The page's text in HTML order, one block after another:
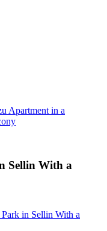
Apartment in a
Sellin With a
in Sellin With a